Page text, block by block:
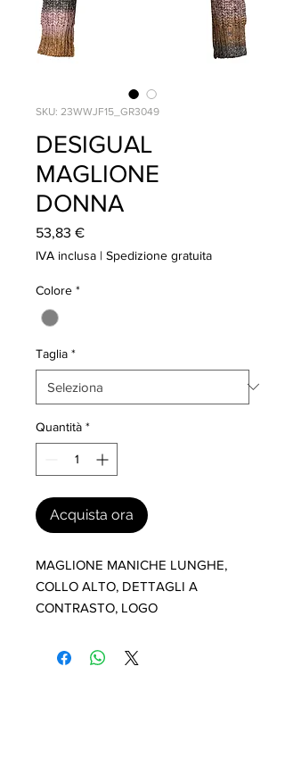
SKU: 23WWJF15_GR3049
DESIGUAL
MAGLIONE
DONNA
53,83 €Prezzo
IVA inclusa | Spedizione gratuita
Colore *
Taglia *
Quantità *
Acquista ora
MAGLIONE MANICHE LUNGHE,
COLLO ALTO, DETTAGLI A
CONTRASTO, LOGO